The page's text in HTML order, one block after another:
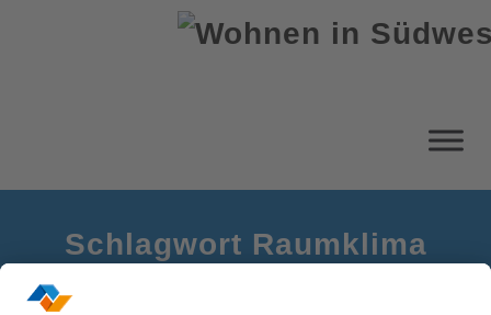
Schlagwort Raumklima